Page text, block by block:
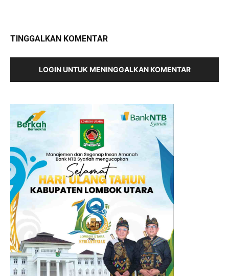
TINGGALKAN KOMENTAR
LOGIN UNTUK MENINGGALKAN KOMENTAR